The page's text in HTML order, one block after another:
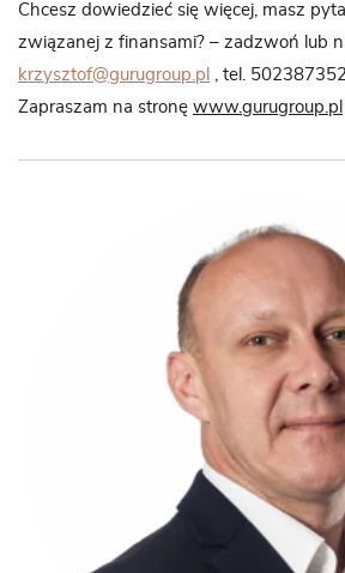
Chcesz dowiedzieć się więcej, masz
związanej z finansami? – zadzwoń lub
krzysztof@gurugroup.pl , tel. 502387352
Zapraszam na stronę www.gurugroup.pl